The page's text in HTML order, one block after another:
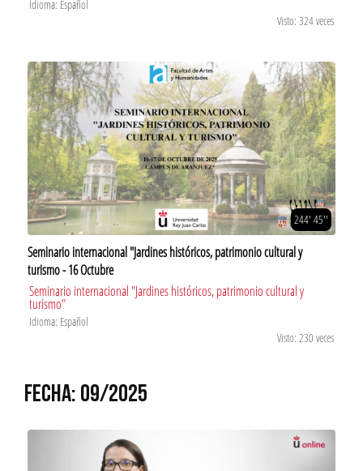
Idioma: Español
Visto: 324 veces
244' 45''
Seminario internacional "Jardines históricos, patrimonio cultural y
turismo - 16 Octubre
Seminario internacional "Jardines históricos, patrimonio cultural y
turismo"
Idioma: Español
Visto: 230 veces
FECHA: 09/2025